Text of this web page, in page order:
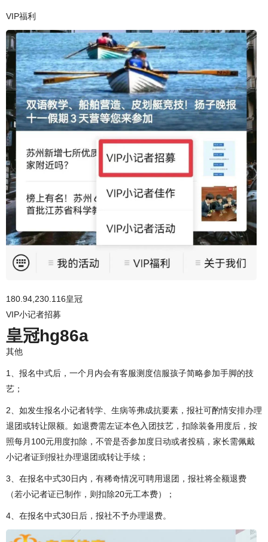
VIP福利
180.94,230.116皇冠
VIP小记者招募
皇冠hg86a
其他
1、报名中式后，一个月内会有客服测度信服孩子简略参加手脚的技
艺；
2、如发生报名小记者转学、生病等弗成抗要素，报社可酌情安排办理
退团或转让限额。如退费需左证本色入团技艺，扣除装备用度后，按
照每月100元用度扣除，不管是否参加度日动或者投稿，家长需佩戴
小记者证到报社办理退团或转让手续；
3、在报名中式30日内，有稀奇情况可聘用退团，报社将全额退费
（若小记者证已制作，则扣除20元工本费）；
4、在报名中式30日后，报社不予办理退费。